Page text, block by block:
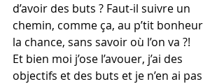
d’avoir des buts ? Faut-il suivre un
chemin, comme ça, au p’tit bonheur
la chance, sans savoir où l’on va ?!
Et bien moi j’ose l’avouer, j’ai des
objectifs et des buts et je n’en ai pas